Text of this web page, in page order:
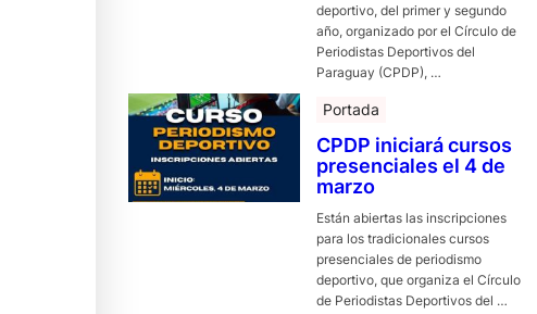
deportivo, del primer y segundo
año, organizado por el Círculo de
Periodistas Deportivos del
Paraguay (CPDP), …
Portada
CPDP iniciará cursos
presenciales el 4 de
marzo
Están abiertas las inscripciones
para los tradicionales cursos
presenciales de periodismo
deportivo, que organiza el Círculo
de Periodistas Deportivos del …